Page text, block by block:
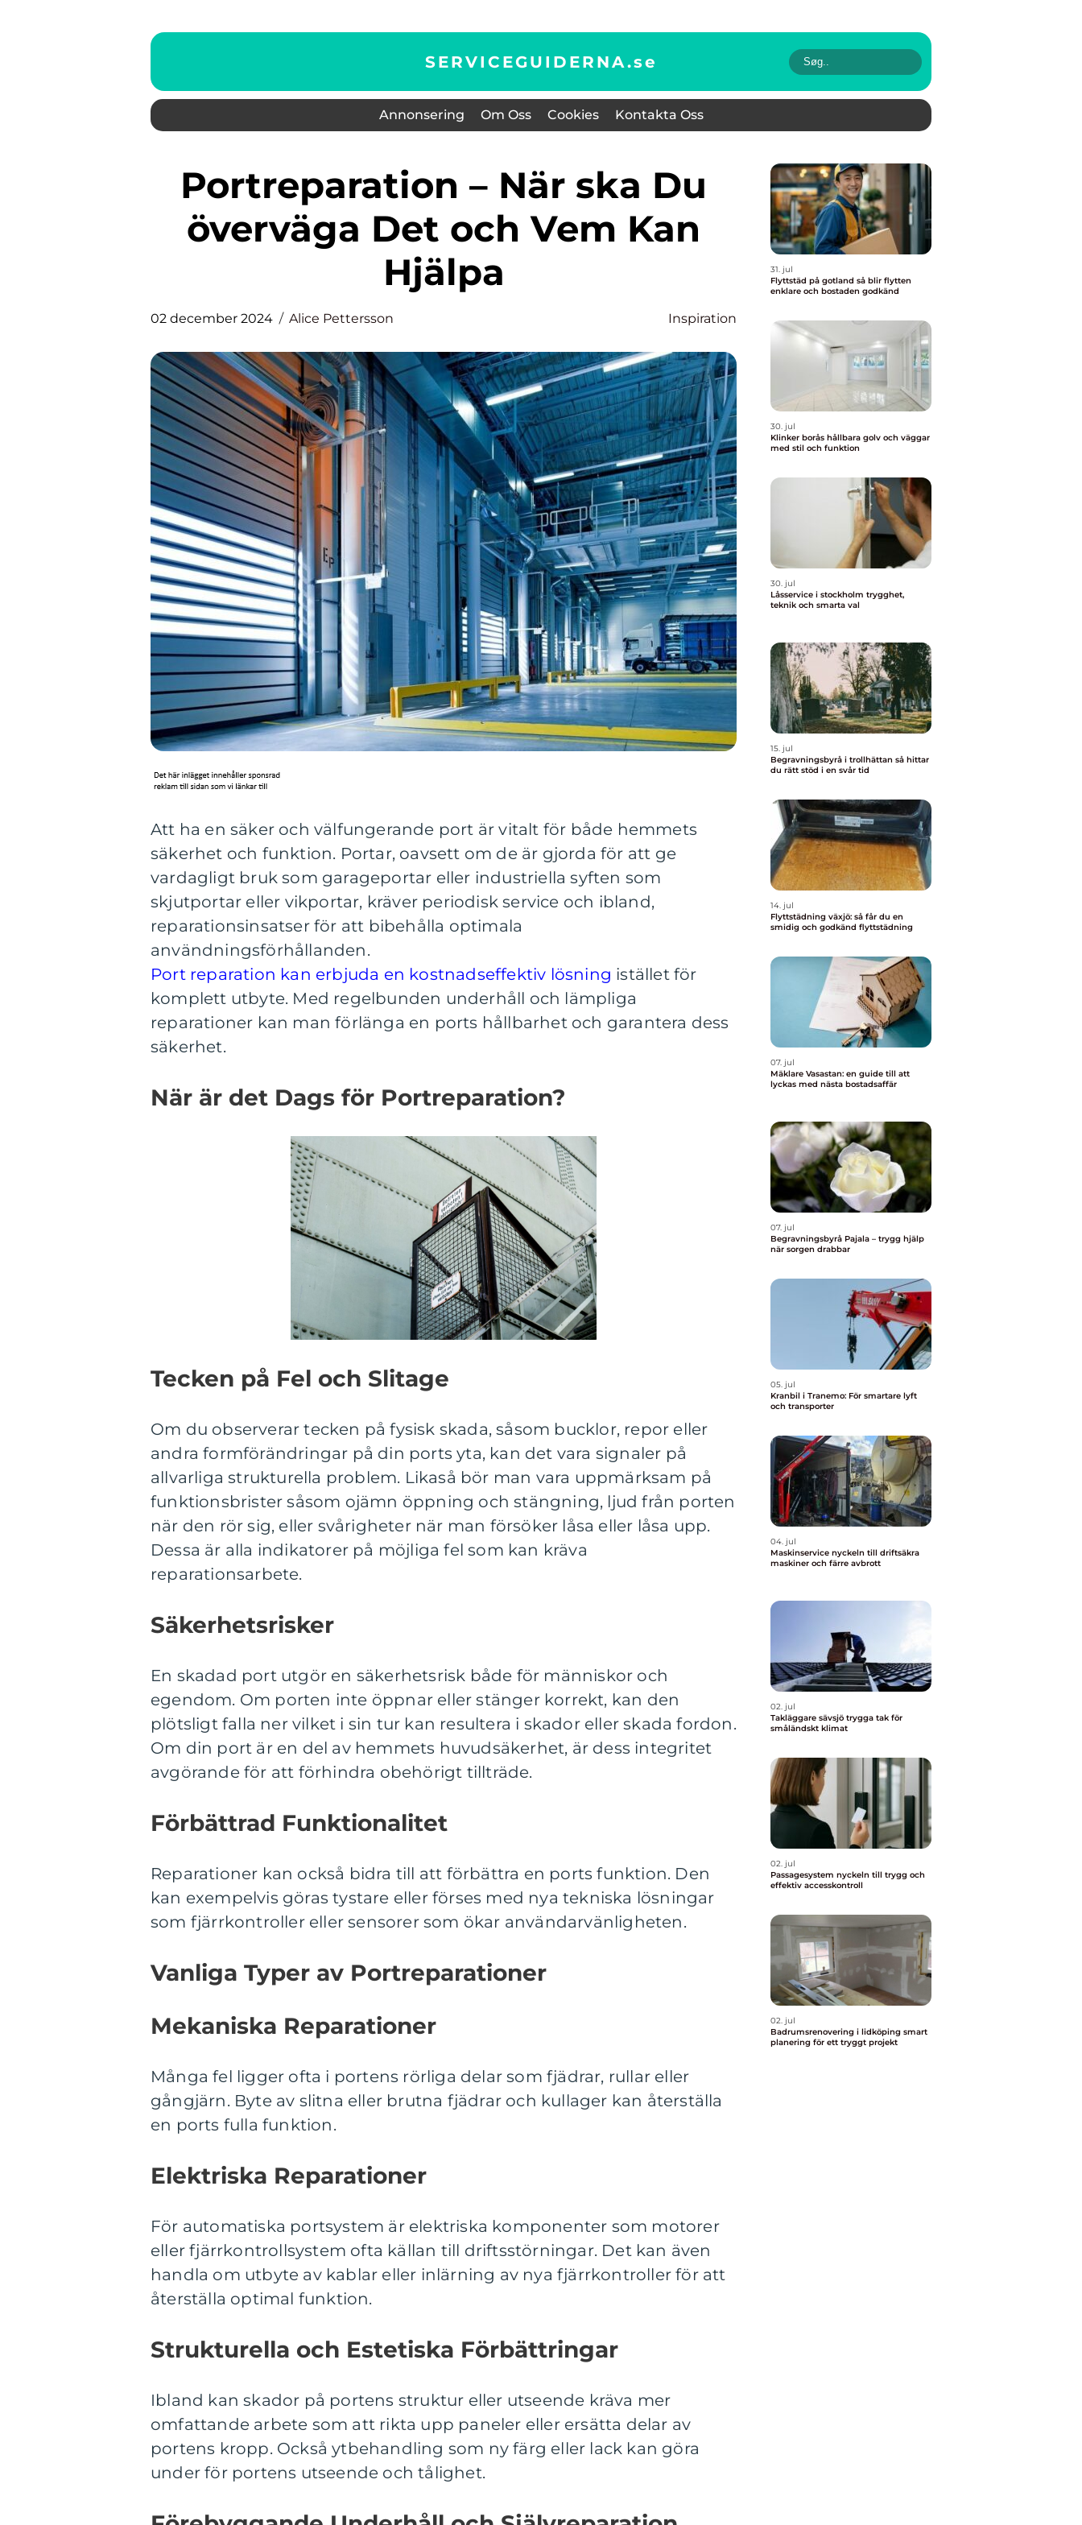
SERVICEGUIDERNA.se
Annonsering Om Oss Cookies Kontakta Oss
Portreparation – När ska Du
överväga Det och Vem Kan
Hjälpa
02 december 2024 Alice Pettersson Inspiration
Att ha en säker och välfungerande port är vitalt för både hemmets
säkerhet och funktion. Portar, oavsett om de är gjorda för att ge
vardagligt bruk som garageportar eller industriella syften som
skjutportar eller vikportar, kräver periodisk service och ibland,
reparationsinsatser för att bibehålla optimala
användningsförhållanden.
Port reparation kan erbjuda en kostnadseffektiv lösning istället för
komplett utbyte. Med regelbunden underhåll och lämpliga
reparationer kan man förlänga en ports hållbarhet och garantera dess
säkerhet.
När är det Dags för Portreparation?
Tecken på Fel och Slitage
Om du observerar tecken på fysisk skada, såsom bucklor, repor eller
andra formförändringar på din ports yta, kan det vara signaler på
allvarliga strukturella problem. Likaså bör man vara uppmärksam på
funktionsbrister såsom ojämn öppning och stängning, ljud från porten
när den rör sig, eller svårigheter när man försöker låsa eller låsa upp.
Dessa är alla indikatorer på möjliga fel som kan kräva
reparationsarbete.
Säkerhetsrisker
En skadad port utgör en säkerhetsrisk både för människor och
egendom. Om porten inte öppnar eller stänger korrekt, kan den
plötsligt falla ner vilket i sin tur kan resultera i skador eller skada fordon.
Om din port är en del av hemmets huvudsäkerhet, är dess integritet
avgörande för att förhindra obehörigt tillträde.
Förbättrad Funktionalitet
Reparationer kan också bidra till att förbättra en ports funktion. Den
kan exempelvis göras tystare eller förses med nya tekniska lösningar
som fjärrkontroller eller sensorer som ökar användarvänligheten.
Vanliga Typer av Portreparationer
Mekaniska Reparationer
Många fel ligger ofta i portens rörliga delar som fjädrar, rullar eller
gångjärn. Byte av slitna eller brutna fjädrar och kullager kan återställa
en ports fulla funktion.
Elektriska Reparationer
För automatiska portsystem är elektriska komponenter som motorer
eller fjärrkontrollsystem ofta källan till driftsstörningar. Det kan även
handla om utbyte av kablar eller inlärning av nya fjärrkontroller för att
återställa optimal funktion.
Strukturella och Estetiska Förbättringar
Ibland kan skador på portens struktur eller utseende kräva mer
omfattande arbete som att rikta upp paneler eller ersätta delar av
portens kropp. Också ytbehandling som ny färg eller lack kan göra
under för portens utseende och tålighet.
31. jul
Flyttstäd på gotland så blir flytten
enklare och bostaden godkänd
30. jul
Klinker borås hållbara golv och väggar
med stil och funktion
30. jul
Låsservice i stockholm trygghet,
teknik och smarta val
15. jul
Begravningsbyrå i trollhättan så hittar
du rätt stöd i en svår tid
14. jul
Flyttstädning växjö: så får du en
smidig och godkänd flyttstädning
07. jul
Mäklare Vasastan: en guide till att
lyckas med nästa bostadsaffär
07. jul
Begravningsbyrå Pajala – trygg hjälp
när sorgen drabbar
05. jul
Kranbil i Tranemo: För smartare lyft
och transporter
04. jul
Maskinservice nyckeln till driftsäkra
maskiner och färre avbrott
02. jul
Takläggare sävsjö trygga tak för
småländskt klimat
02. jul
Passagesystem nyckeln till trygg och
effektiv accesskontroll
02. jul
Badrumsrenovering i lidköping smart
planering för ett tryggt projekt